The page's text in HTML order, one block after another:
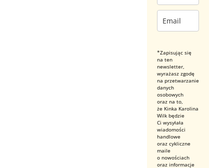
*Zapisując się
na ten
newsletter,
wyrażasz zgodę
na przetwarzanie
danych
osobowych
oraz na to,
że Kinka Karolina
Wilk będzie
Ci wysyłała
wiadomości
handlowe
oraz cykliczne
maile
o nowościach
oraz informacje